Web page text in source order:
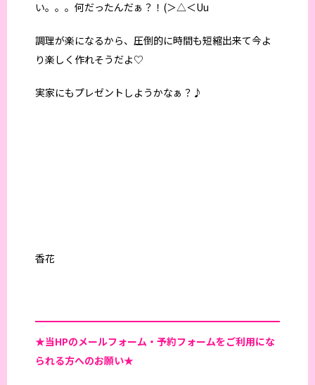
い。。。何だったんだぁ？！(＞△＜Uu
調理が楽になるから、圧倒的に時間も短縮出来て今よ
り楽しく作れそうだよ♡
実家にもプレゼントしようかなぁ？♪
香花
★当HPのメールフォーム・予約フォームをご利用にな
られる方へのお願い★